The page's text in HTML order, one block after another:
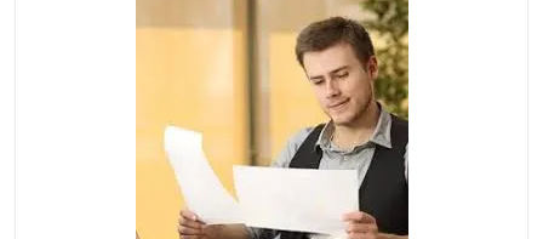
Aflossing
van
een
Lening
Berekenen:
Een